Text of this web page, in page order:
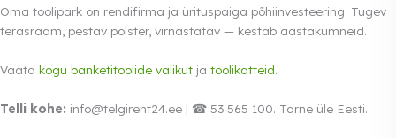
Oma toolipark on rendifirma ja ürituspaiga põhiinvesteering. Tugev
terasraam, pestav polster, virnastatav — kestab aastakümneid.
Vaata kogu banketitoolide valikut ja toolikatteid.
Telli kohe: info@telgirent24.ee | ☎ 53 565 100. Tarne üle Eesti.